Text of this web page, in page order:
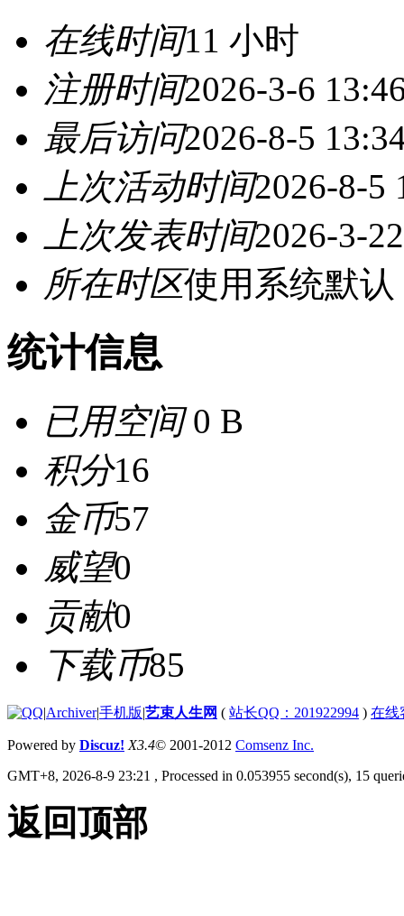
在线时间11 小时
注册时间2026-3-6
最后访问2026-8-5
上次活动时间2026-8-5
上次发表时间2026-3-
所在时区使用系统默认
统计信息
已用空间0 B
积分16
金币57
威望0
贡献0
下载币85
|Archiver|手机版|艺束人生网 ( 站长QQ：201922994 ) 在线
Powered by Discuz! X3.4© 2001-2012 Comsenz Inc.
GMT+8, 2026-8-9 23:21 , Processed in 0.053955 second(s), 15
返回顶部